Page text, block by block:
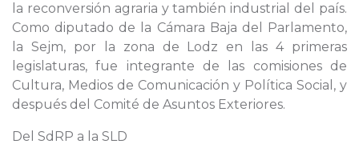
la reconversión agraria y también industrial del país.
Como diputado de la Cámara Baja del Parlamento,
la Sejm, por la zona de Lodz en las 4 primeras
legislaturas, fue integrante de las comisiones de
Cultura, Medios de Comunicación y Política Social, y
después del Comité de Asuntos Exteriores.
Del SdRP a la SLD